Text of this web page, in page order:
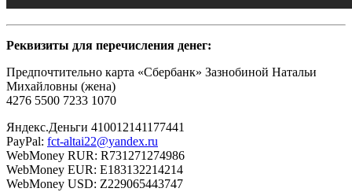
Реквизиты для перечисления денег:
Предпочтительно карта «Сбербанк» Зазнобиной Натальи
Михайловны (жена)
4276 5500 7233 1070
Яндекс.Деньги 410012141177441
PayPal: fct-altai22@yandex.ru
WebMoney RUR: R731271274986
WebMoney EUR: E183132214214
WebMoney USD: Z229065443747